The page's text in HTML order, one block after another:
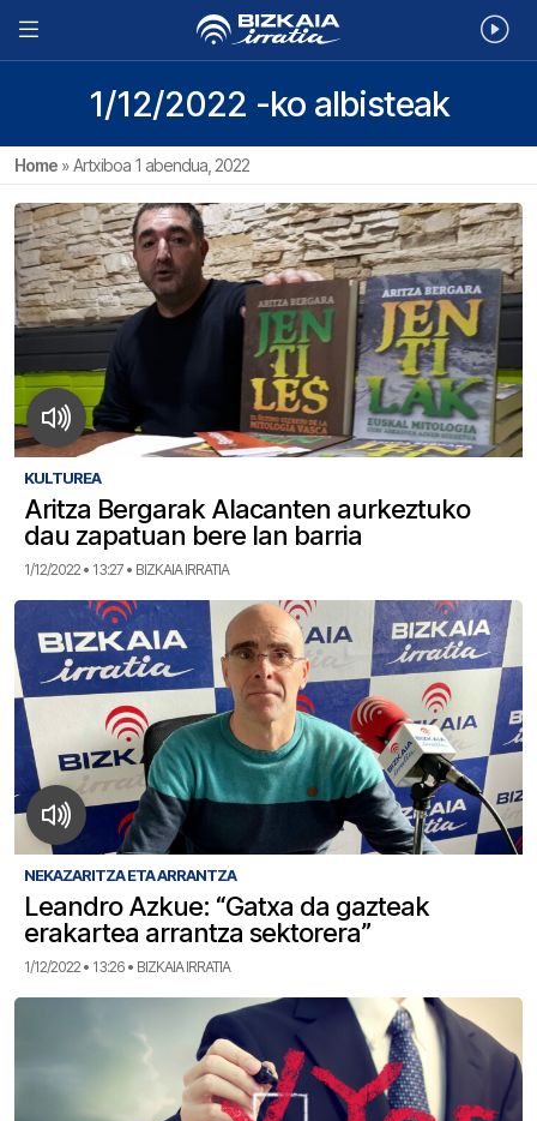
1/12/2022 -ko albisteak
Home »Artxiboa 1 abendua, 2022
KULTUREA
Aritza Bergarak Alacanten aurkeztuko
dau zapatuan bere lan barria
1/12/2022 • 13:27 • BIZKAIA IRRATIA
NEKAZARITZA ETA ARRANTZA
Leandro Azkue: “Gatxa da gazteak
erakartea arrantza sektorera”
1/12/2022 • 13:26 • BIZKAIA IRRATIA